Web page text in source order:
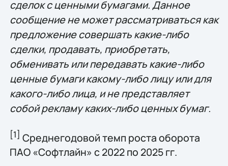
сделок с ценными бумагами. Данное
сообщение не может рассматриваться как
предложение совершать какие-либо
сделки, продавать, приобретать,
обменивать или передавать какие-либо
ценные бумаги какому-либо лицу или для
какого-либо лица, и не представляет
собой рекламу каких-либо ценных бумаг.
[1] Среднегодовой темп роста оборота
ПАО «Софтлайн» с 2022 по 2025 гг.